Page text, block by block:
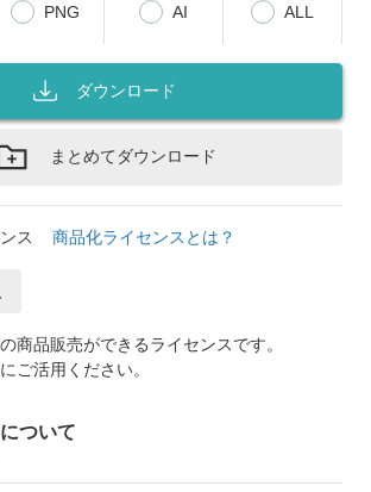
PNG AI ALL
ダウンロード
まとめてダウンロード
ス 商品化ライセンスとは？
商品販売ができるライセンスです。
ご活用ください。
ついて